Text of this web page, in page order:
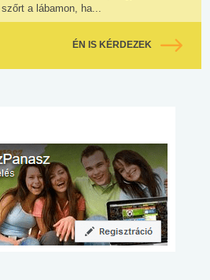
a lábamon, ha...
ÉN IS KÉRDEZEK